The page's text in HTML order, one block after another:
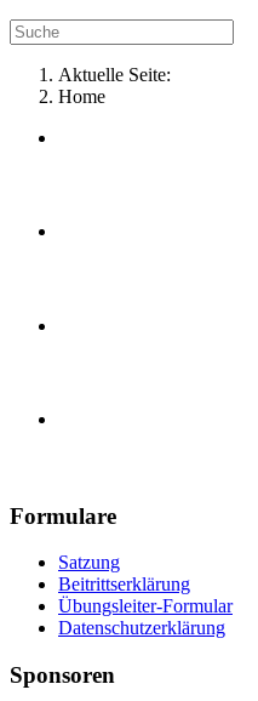
Aktuelle Seite:
Home
Formulare
Satzung
Beitrittserklärung
Übungsleiter-Formular
Datenschutzerklärung
Sponsoren